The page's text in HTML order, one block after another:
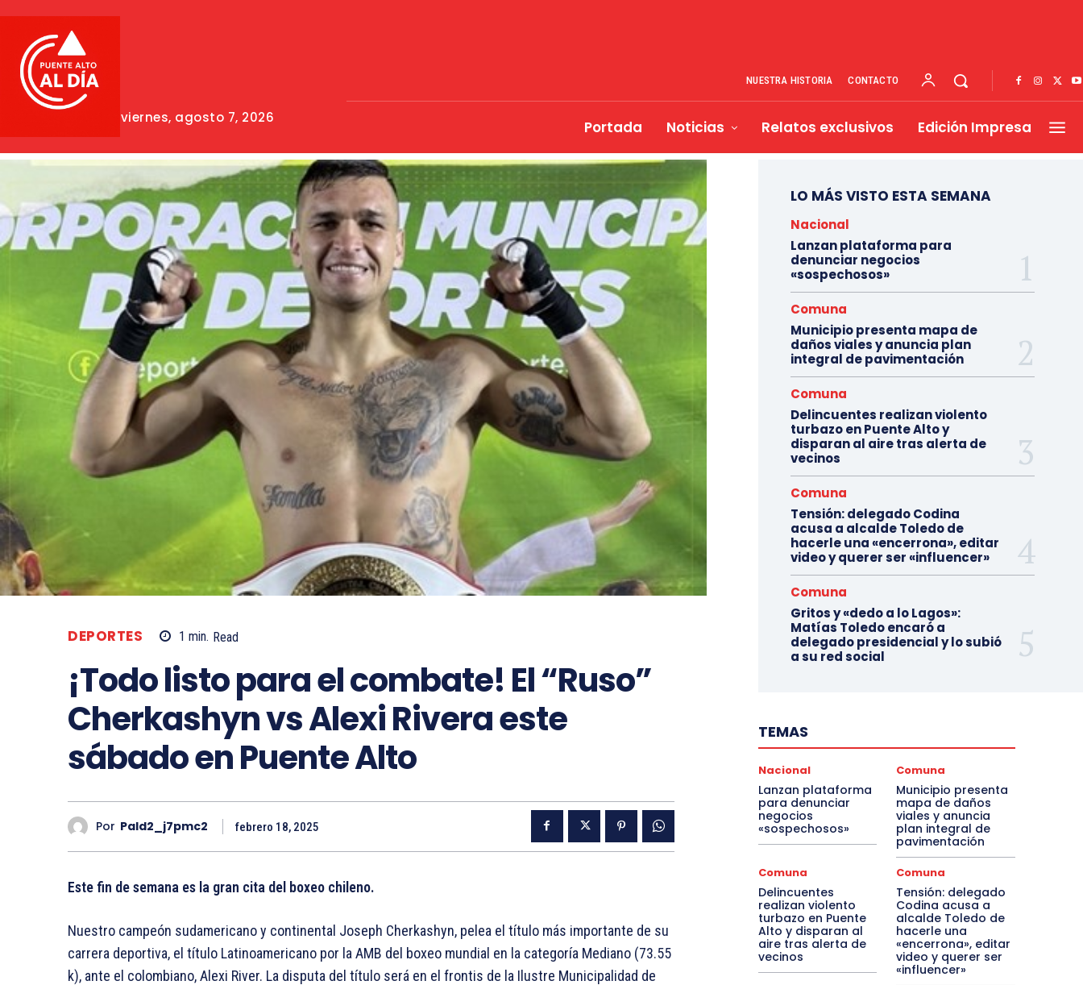
viernes, agosto 7, 2026
NUESTRA HISTORIA CONTACTO
Portada Noticias Relatos exclusivos Edición Impresa
DEPORTES 1 min. Read
¡Todo listo para el combate! El “Ruso”
Cherkashyn vs Alexi Rivera este
sábado en Puente Alto
Por Pald2_j7pmc2 febrero 18, 2025
Este fin de semana es la gran cita del boxeo chileno.
Nuestro campeón sudamericano y continental Joseph Cherkashyn, pelea el título más importante de su
carrera deportiva, el título Latinoamericano por la AMB del boxeo mundial en la categoría Mediano (73.55
k), ante el colombiano, Alexi River. La disputa del título será en el frontis de la Ilustre Municipalidad de
LO MÁS VISTO ESTA SEMANA
Nacional
Lanzan plataforma para
denunciar negocios
«sospechosos»
Comuna
Municipio presenta mapa de
daños viales y anuncia plan
integral de pavimentación
Comuna
Delincuentes realizan violento
turbazo en Puente Alto y
disparan al aire tras alerta de
vecinos
Comuna
Tensión: delegado Codina
acusa a alcalde Toledo de
hacerle una «encerrona», editar
video y querer ser «influencer»
Comuna
Gritos y «dedo a lo Lagos»:
Matías Toledo encaró a
delegado presidencial y lo subió
a su red social
TEMAS
Nacional
Lanzan plataforma
para denunciar
negocios
«sospechosos»
Comuna
Municipio presenta
mapa de daños
viales y anuncia
plan integral de
pavimentación
Comuna
Delincuentes
realizan violento
turbazo en Puente
Alto y disparan al
aire tras alerta de
vecinos
Comuna
Tensión: delegado
Codina acusa a
alcalde Toledo de
hacerle una
«encerrona», editar
video y querer ser
«influencer»